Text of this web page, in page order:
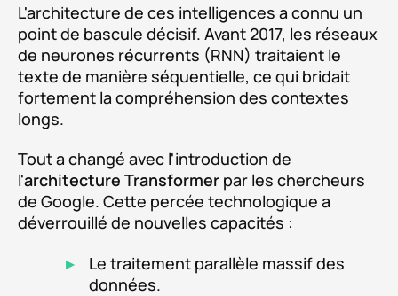
L'architecture de ces intelligences a connu un
point de bascule décisif. Avant 2017, les réseaux
de neurones récurrents (RNN) traitaient le
texte de manière séquentielle, ce qui bridait
fortement la compréhension des contextes
longs.
Tout a changé avec l'introduction de
l'architecture Transformer par les chercheurs
de Google. Cette percée technologique a
déverrouillé de nouvelles capacités :
Le traitement parallèle massif des
données.